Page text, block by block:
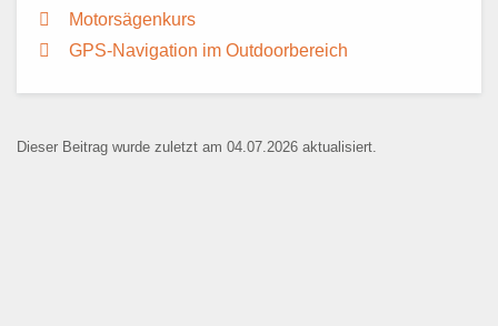
Motorsägenkurs
GPS-Navigation im Outdoorbereich
Dieser Beitrag wurde zuletzt am 04.07.2026 aktualisiert.